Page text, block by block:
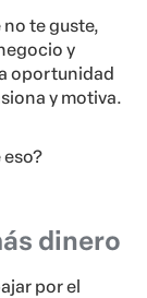
te guste,
y
oportunidad
y motiva.
dinero
por el